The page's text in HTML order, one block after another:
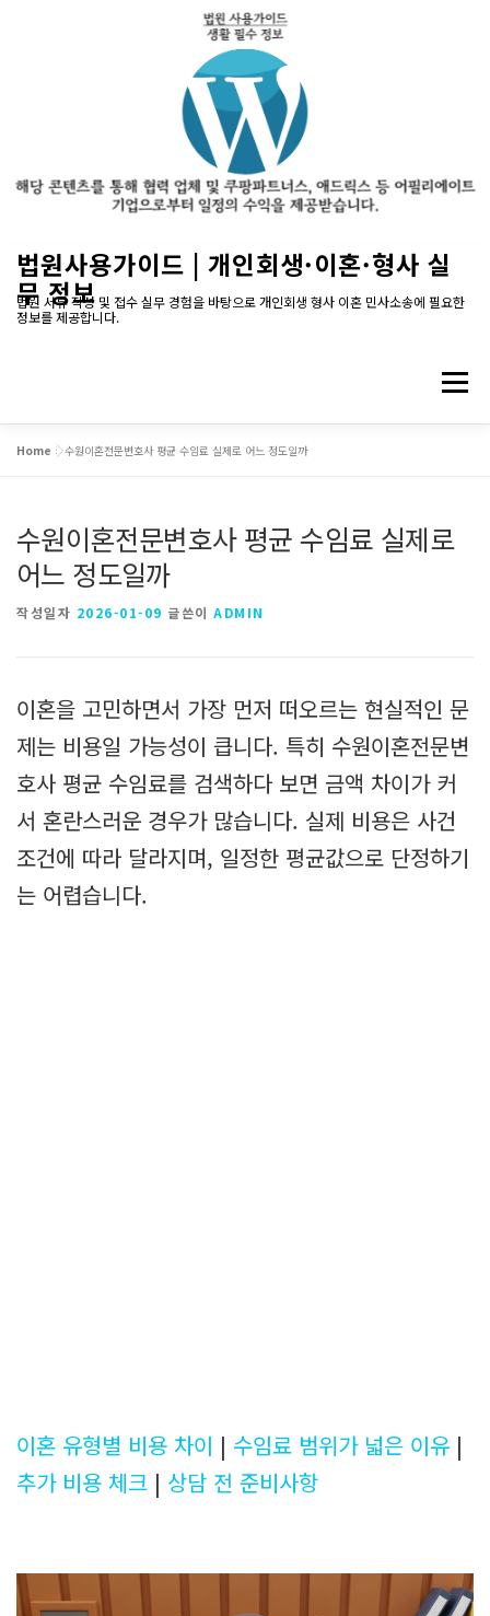
법원사용가이드 | 개인회생·이혼·형사 실
무 정보
법원 서류 작성 및 접수 실무 경험을 바탕으로 개인회생 형사 이혼 민사소송에 필요한
정보를 제공합니다.
메뉴
Home »수원이혼전문변호사 평균 수임료 실제로 어느 정도일까
수원이혼전문변호사 평균 수임료 실제로
어느 정도일까
작성일자 2026-01-09 글쓴이 ADMIN
이혼을 고민하면서 가장 먼저 떠오르는 현실적인 문
제는 비용일 가능성이 큽니다. 특히 수원이혼전문변
호사 평균 수임료를 검색하다 보면 금액 차이가 커
서 혼란스러운 경우가 많습니다. 실제 비용은 사건
조건에 따라 달라지며, 일정한 평균값으로 단정하기
는 어렵습니다.
이혼 유형별 비용 차이 | 수임료 범위가 넓은 이유|
추가 비용 체크 | 상담 전 준비사항